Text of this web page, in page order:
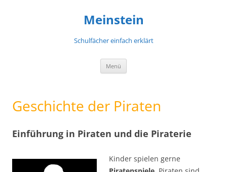
Meinstein
Schulfächer einfach erklärt
Menü
Geschichte der Piraten
Einführung in Piraten und die Piraterie
Kinder spielen gerne